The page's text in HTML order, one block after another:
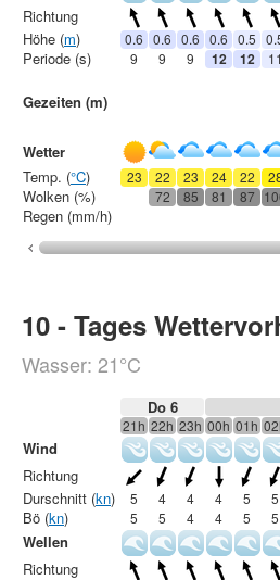
0.6 0.6 0.6 0.6 0.5
9
9 9 12 12 11
23 22 23 24 22
72
85 81 87
Richtung
Höhe (m)
Periode (s)
Gezeiten (m)
Wetter
Temp. (°C)
Wolken (%)
Regen (mm/h)
10 - Tages
Wasser: 21°C
Do 6
21h 22h 23h 00h 01h
5 4 4 4 5 5
5
5 4 4 5 5
Wind
Richtung
Durschnitt (kn)
Bö (kn)
Wellen
Richtung